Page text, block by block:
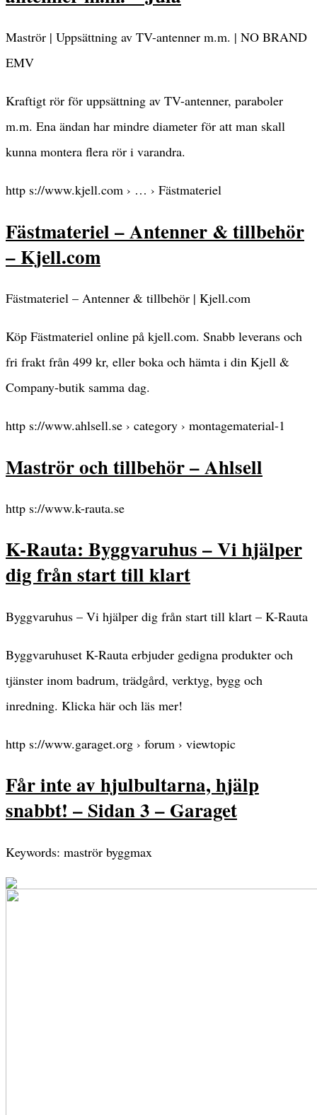
Maströr | Uppsättning av TV-antenner m.m. | NO BRAND
EMV
Kraftigt rör för uppsättning av TV-antenner, paraboler
m.m. Ena ändan har mindre diameter för att man skall
kunna montera flera rör i varandra.
http s://www.kjell.com › … › Fästmateriel
Fästmateriel – Antenner & tillbehör
– Kjell.com
Fästmateriel – Antenner & tillbehör | Kjell.com
Köp Fästmateriel online på kjell.com. Snabb leverans och
fri frakt från 499 kr, eller boka och hämta i din Kjell &
Company-butik samma dag.
http s://www.ahlsell.se › category › montagematerial-1
Maströr och tillbehör – Ahlsell
http s://www.k-rauta.se
K-Rauta: Byggvaruhus – Vi hjälper
dig från start till klart
Byggvaruhus – Vi hjälper dig från start till klart – K-Rauta
Byggvaruhuset K-Rauta erbjuder gedigna produkter och
tjänster inom badrum, trädgård, verktyg, bygg och
inredning. Klicka här och läs mer!
http s://www.garaget.org › forum › viewtopic
Får inte av hjulbultarna, hjälp
snabbt! – Sidan 3 – Garaget
Keywords: maströr byggmax